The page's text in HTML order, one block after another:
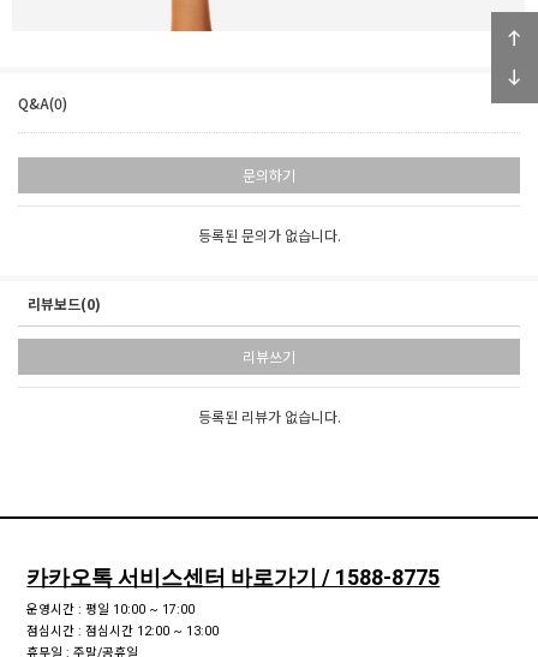
Q&A(0)
문의하기
등록된 문의가 없습니다.
리뷰보드(0)
리뷰쓰기
등록된 리뷰가 없습니다.
카카오톡 서비스센터 바로가기 / 1588-8775
운영시간 : 평일 10:00 ~ 17:00
점심시간 : 점심시간 12:00 ~ 13:00
휴무일 : 주말/공휴일